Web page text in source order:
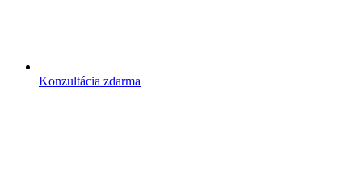
Konzultácia zdarma